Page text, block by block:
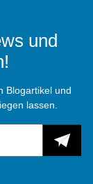
und
Blogartikel und
lassen.